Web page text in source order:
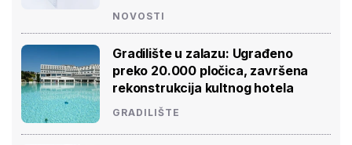
NOVOSTI
Gradilište u zalazu: Ugrađeno
preko 20.000 pločica, završena
rekonstrukcija kultnog hotela
GRADILIŠTE